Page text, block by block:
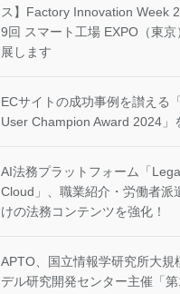
ス】Factory Innovation Week
9回 スマート工場 EXPO（東京
展します
ECサイトの成功事例を讃える
User Champion Award 2024」
AI法務プラットフォーム「
Cloud」、職業紹介・労働者派
けの法務コンテンツを強化！
APTO、国立情報学研究所大規
デル研究開発センター主催「第